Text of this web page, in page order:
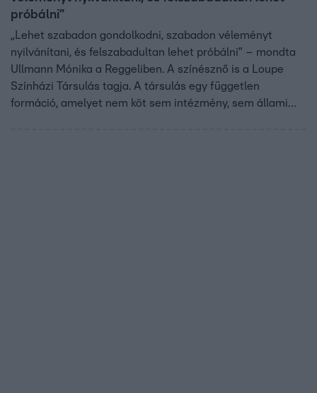
próbálni”
„Lehet szabadon gondolkodni, szabadon véleményt
nyilvánítani, és felszabadultan lehet próbálni” – mondta
Ullmann Mónika a Reggeliben. A színésznő is a Loupe
Színházi Társulás tagja. A társulás egy független
formáció, amelyet nem köt sem intézmény, sem állami